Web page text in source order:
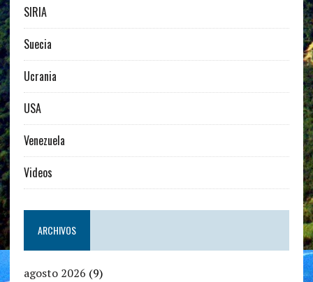
SIRIA
Suecia
Ucrania
USA
Venezuela
Videos
ARCHIVOS
agosto 2026 (9)